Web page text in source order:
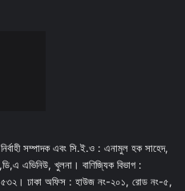
সম্পাদক এবং সি.ই.ও : এনামুল হক সাহেদ,
এভিনিউ, খুলনা। বাণিজ্যিক বিভাগ :
ঢাকা অফিস : হাউজ নং-২০১, রোড নং-৫,